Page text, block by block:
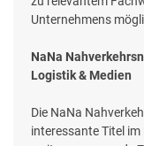
Unternehmens
NaNa
Logistik & Medien
Die NaNa
interessante Titel